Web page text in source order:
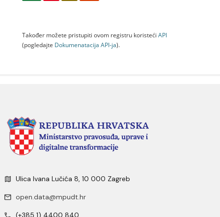
Također možete pristupiti ovom registru koristeći API
(pogledajte Dokumenаtаcijа API-jа).